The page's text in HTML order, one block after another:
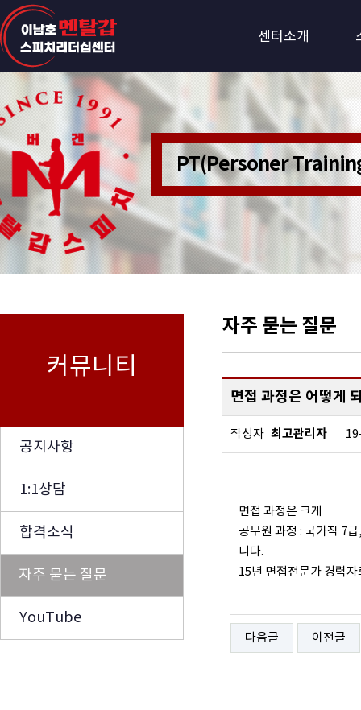
센터소개
PT(Personer
커뮤니티
공지사항
1:1상담
합격소식
자주 묻는 질문
YouTube
자주 묻는 질문
면접 과정은 어떻게
작성자 최고관리자
면접 과정은 크게
공무원 과정 : 국가직 7
니다.
15년 면접전문가 경력
다음글 이전글